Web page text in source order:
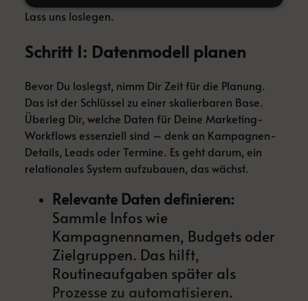
Lass uns loslegen.
Schritt 1: Datenmodell planen
Bevor Du loslegst, nimm Dir Zeit für die Planung.
Das ist der Schlüssel zu einer skalierbaren Base.
Überleg Dir, welche Daten für Deine Marketing-
Workflows essenziell sind – denk an Kampagnen-
Details, Leads oder Termine. Es geht darum, ein
relationales System aufzubauen, das wächst.
Relevante Daten definieren:
Sammle Infos wie
Kampagnennamen, Budgets oder
Zielgruppen. Das hilft,
Routineaufgaben später als
Prozesse zu automatisieren.